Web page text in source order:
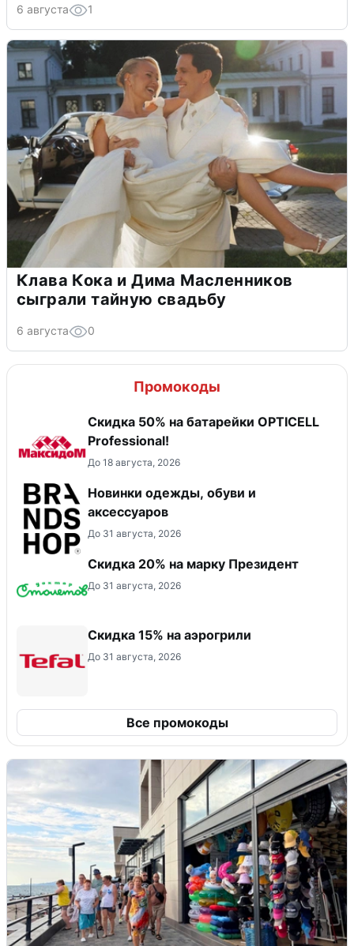
6 августа 1
Клава Кока и Дима Масленников
сыграли тайную свадьбу
6 августа 0
Промокоды
Скидка 50% на батарейки OPTICELL
Professional!
До 18 августа, 2026
Новинки одежды, обуви и
аксессуаров
До 31 августа, 2026
Скидка 20% на марку Президент
До 31 августа, 2026
Скидка 15% на аэрогрили
До 31 августа, 2026
Все промокоды